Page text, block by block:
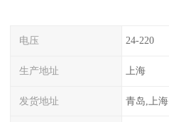
电压 24-220
生产地址 上海
发货地址 青岛,上海